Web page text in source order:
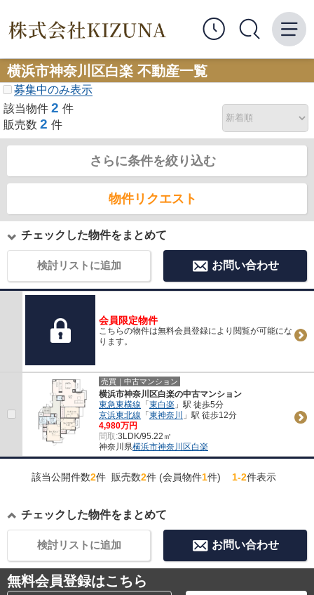
横浜市神奈川区白楽 不動産一覧
募集中のみ表示
該当物件 2 件
販売数 2 件
さらに条件を絞り込む
物件リクエスト
チェックした物件をまとめて
検討リストに追加 お問い合わせ
会員限定物件
こちらの物件は無料会員登録により閲覧が可能にな
ります。
売買｜中古マンション
横浜市神奈川区白楽の中古マンション
東急東横線 「東白楽 」駅 徒歩5分
京浜東北線 「東神奈川
」駅 徒歩12分
4,980万円
間取:3LDK/95.22㎡
神奈川県横浜市神奈川区白楽
該当公開件数2件 販売数2件 (会員物件1件) 1-2件表示
チェックした物件をまとめて
お問い合わせ
検討リストに追加
無料会員登録はこちら